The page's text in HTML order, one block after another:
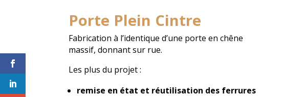
Porte Plein Cintre
Fabrication à l’identique d’une porte en chêne
massif, donnant sur rue.
Les plus du projet :
remise en état et réutilisation des ferrures